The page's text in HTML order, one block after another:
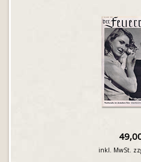
inkl. MwSt.